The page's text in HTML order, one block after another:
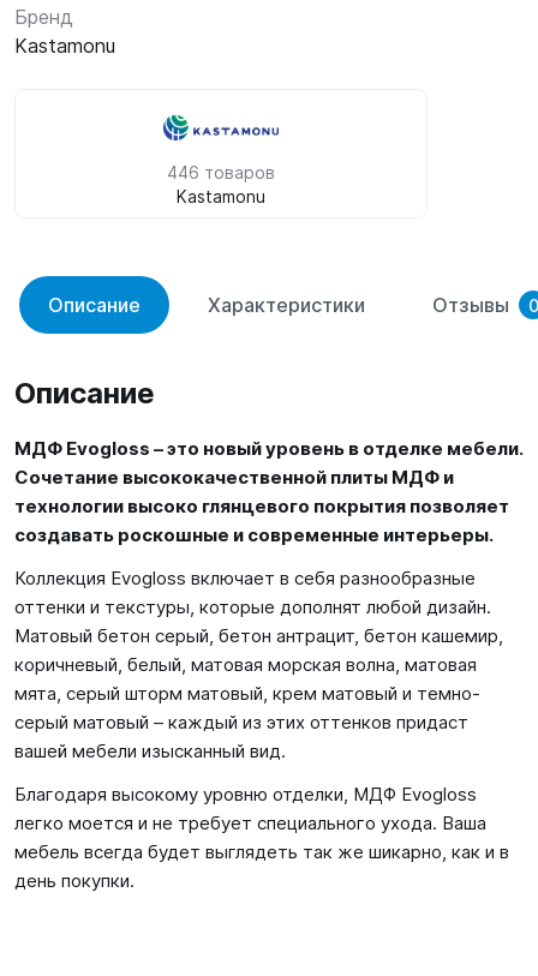
Бренд
Kastamonu
446 товаров
Kastamonu
Описание Характеристики Отзывы 0
Описание
МДФ Evogloss – это новый уровень в отделке мебели.
Сочетание высококачественной плиты МДФ и
технологии высоко глянцевого покрытия позволяет
создавать роскошные и современные интерьеры.
Коллекция Evogloss включает в себя разнообразные
оттенки и текстуры, которые дополнят любой дизайн.
Матовый бетон серый, бетон антрацит, бетон кашемир,
коричневый, белый, матовая морская волна, матовая
мята, серый шторм матовый, крем матовый и темно-
серый матовый – каждый из этих оттенков придаст
вашей мебели изысканный вид.
Благодаря высокому уровню отделки, МДФ Evogloss
легко моется и не требует специального ухода. Ваша
мебель всегда будет выглядеть так же шикарно, как и в
день покупки.